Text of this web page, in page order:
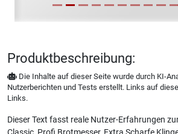
Produktbeschreibung:
Die Inhalte auf dieser Seite wurde durch KI-
Nutzerberichten und Tests erstellt. Links auf
Links.
Dieser Text fasst reale Nutzer-Erfahrungen